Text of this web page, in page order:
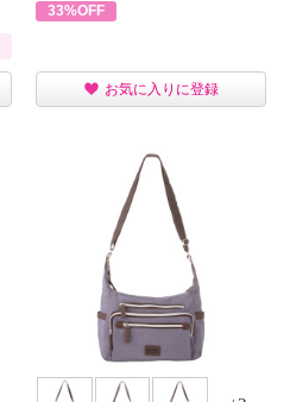
33%OFF
お気に入りに登録